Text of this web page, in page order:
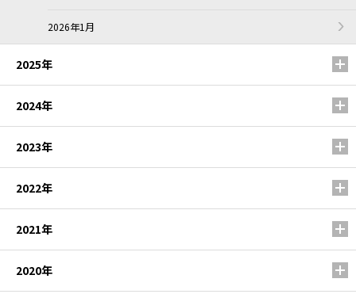
2026年1月
2025年
2024年
2023年
2022年
2021年
2020年